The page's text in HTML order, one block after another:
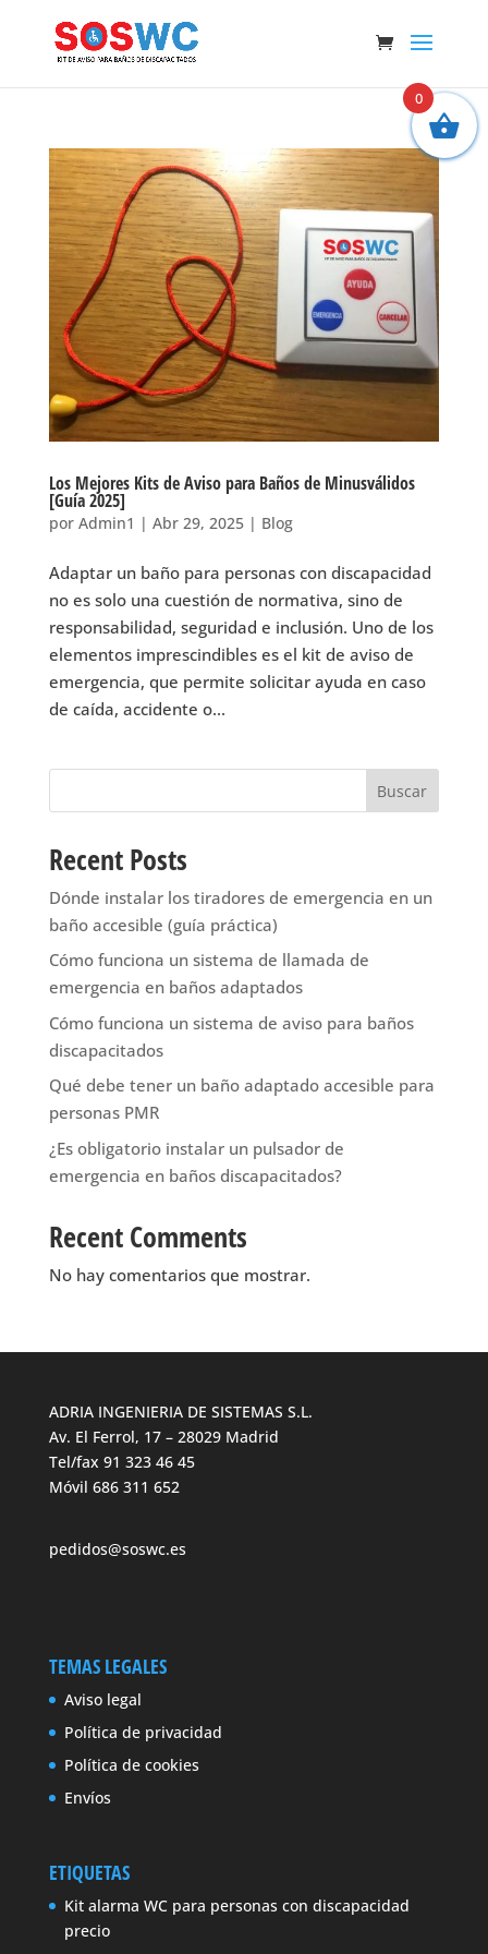
Los Mejores Kits de Aviso para Baños de Minusválidos
[Guía 2025]
por Admin1 | Abr 29, 2025| Blog
Adaptar un baño para personas con discapacidad
no es solo una cuestión de normativa, sino de
responsabilidad, seguridad e inclusión. Uno de los
elementos imprescindibles es el kit de aviso de
emergencia, que permite solicitar ayuda en caso
de caída, accidente o...
Buscar
Recent Posts
Dónde instalar los tiradores de emergencia en un
baño accesible (guía práctica)
Cómo funciona un sistema de llamada de
emergencia en baños adaptados
Cómo funciona un sistema de aviso para baños
discapacitados
Qué debe tener un baño adaptado accesible para
personas PMR
¿Es obligatorio instalar un pulsador de
emergencia en baños discapacitados?
Recent Comments
No hay comentarios que mostrar.
ADRIA INGENIERIA DE SISTEMAS S.L.
Av. El Ferrol, 17 – 28029 Madrid
Tel/fax 91 323 46 45
Móvil 686 311 652
pedidos@soswc.es
TEMAS LEGALES
Aviso legal
Política de privacidad
Política de cookies
Envíos
ETIQUETAS
Kit alarma WC para personas con discapacidad
precio
0